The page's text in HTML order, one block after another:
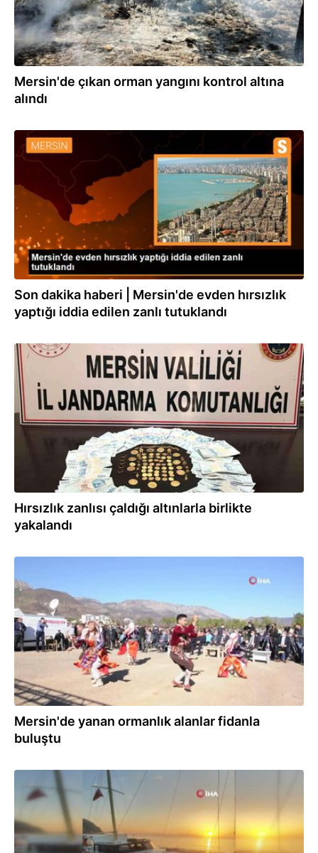
Mersin'de çıkan orman yangını kontrol altına
alındı
16.05.2022
Son dakika haberi | Mersin'de evden hırsızlık
yaptığı iddia edilen zanlı tutuklandı
16.05.2022
Hırsızlık zanlısı çaldığı altınlarla birlikte
yakalandı
Mersin'de yanan ormanlık alanlar fidanla
buluştu
31.10.2021